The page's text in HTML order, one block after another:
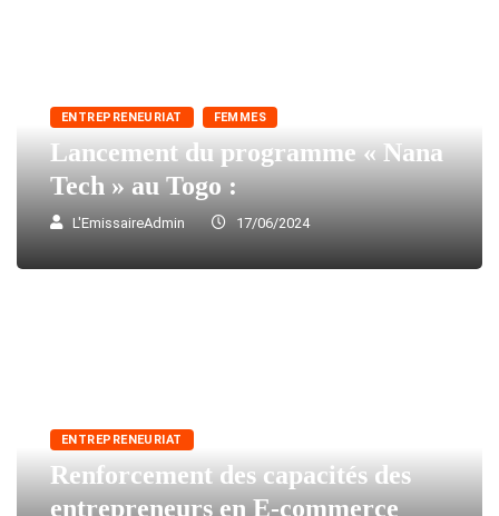
ENTREPRENEURIAT FEMMES
Lancement du programme « Nana
Tech » au Togo :
L'EmissaireAdmin 17/06/2024
ENTREPRENEURIAT
Renforcement des capacités des
entrepreneurs en E-commerce